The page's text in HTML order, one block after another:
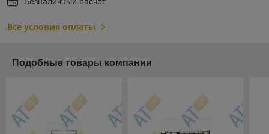
Все условия оплаты
Подобные товары компании